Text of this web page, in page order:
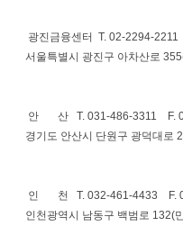
광진금융센터 T. 02-2294-
서울특별시 광진구 아차산로
안 산 T. 031-486-3311 F.
경기도 안산시 단원구 광덕대로
인 천 T. 032-461-4433 F.
인천광역시 남동구 백범로 132(